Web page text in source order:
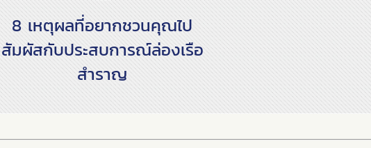
8 เหตุผลที่อยากชวนคุณไป
สัมผัสกับประสบการณ์ล่องเรือ
สำราญ